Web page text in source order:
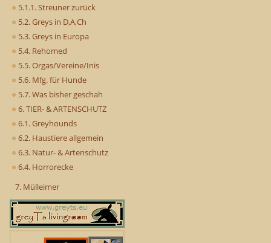
5.1.1. Streuner zurück
5.2. Greys in D,A,Ch
5.3. Greys in Europa
5.4. Rehomed
5.5. Orgas/Vereine/Inis
5.6. Mfg. für Hunde
5.7. Was bisher geschah
6. TIER- & ARTENSCHUTZ
6.1. Greyhounds
6.2. Haustiere allgemein
6.3. Natur- & Artenschutz
6.4. Horrorecke
7. Mülleimer